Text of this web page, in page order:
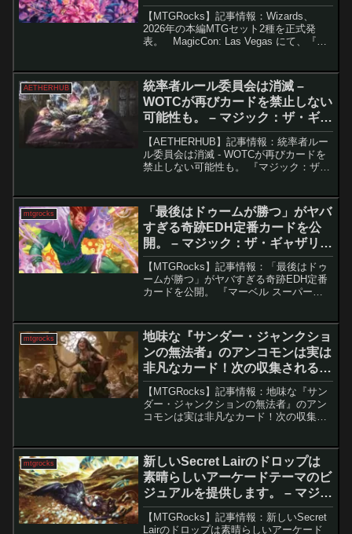
【MTGRocks】記事情報：Wizards、
2026年の本編MTGセット2種を正式発
表。 MagicCon: Las Vegas にて、『久
ト情報が発表され...
AETHERHUB
統率者ルール委員会は消滅 –
WOTCが再びカードを禁止しない
可能性も。 – マジック：ザ・ギャ
ザリング
【AETHERHUB】記事情報：統率者ルー
ル委員会は消滅 - WOTCが再びカードを
禁止しない可能性も。 『マジック：ザ・
時を迎えています。最近、「宝石の睡
蓮」と「...
mtgrocks
「最後はドゥームが勝つ」がヤバ
すぎる奇跡EDH定番カードを公
開。 – マジック：ザ・ギャザリン
グ
【MTGRocks】記事情報：「最後はドゥ
ームが勝つ」がヤバすぎる奇跡EDH定番
カードを公開。 『マーベル スーパー・
ベル スーパー・ヒーローズ』の統率者デ
ッキ「最後は...
mtgrocks
地味な『サンダー・ジャンクショ
ンの無法者』のアンコモンは実は
非凡なカード！次の収集されるカ
ードになるかも！ – マジック：
ザ・ギャザリング
【MTGRocks】記事情報：地味な『サン
ダー・ジャンクションの無法者』のアン
コモンは実は非凡なカード！次の収集さ
クトを与えるのは、必ずし...
mtgrocks
新しいSecret Lairのドロップは
素晴らしいアーケードテーマのビ
ジュアルを提供します。 – マジッ
ク：ザ・ギャザリング
【MTGRocks】記事情報：新しいSecret
Lairのドロップは素晴らしいアーケード